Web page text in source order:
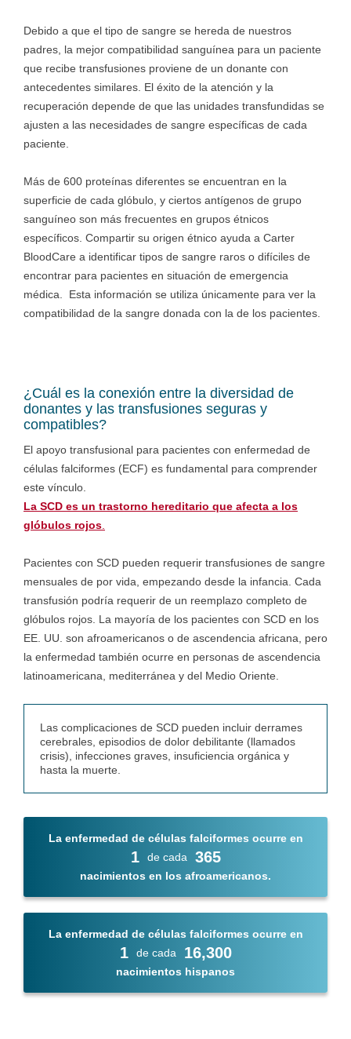
Debido a que el tipo de sangre se hereda de nuestros
padres, la mejor compatibilidad sanguínea para un paciente
que recibe transfusiones proviene de un donante con
antecedentes similares. El éxito de la atención y la
recuperación depende de que las unidades transfundidas se
ajusten a las necesidades de sangre específicas de cada
paciente.
Más de 600 proteínas diferentes se encuentran en la
superficie de cada glóbulo, y ciertos antígenos de grupo
sanguíneo son más frecuentes en grupos étnicos
específicos. Compartir su origen étnico ayuda a Carter
BloodCare a identificar tipos de sangre raros o difíciles de
encontrar para pacientes en situación de emergencia
médica. Esta información se utiliza únicamente para ver la
compatibilidad de la sangre donada con la de los pacientes.
¿Cuál es la conexión entre la diversidad de
donantes y las transfusiones seguras y
compatibles?
El apoyo transfusional para pacientes con enfermedad de
células falciformes (ECF) es fundamental para comprender
este vínculo.
La SCD es un trastorno hereditario que afecta a los
glóbulos rojos
Pacientes con SCD pueden requerir transfusiones de sangre
mensuales de por vida, empezando desde la infancia. Cada
transfusión podría requerir de un reemplazo completo de
glóbulos rojos. La mayoría de los pacientes con SCD en los
EE. UU. son afroamericanos o de ascendencia africana, pero
la enfermedad también ocurre en personas de ascendencia
latinoamericana, mediterránea y del Medio Oriente.
Las complicaciones de SCD pueden incluir derrames
cerebrales, episodios de dolor debilitante (llamados
crisis), infecciones graves, insuficiencia orgánica y
hasta la muerte.
La enfermedad de células falciformes ocurre en
1 de cada 365
nacimientos en los afroamericanos.
La enfermedad de células falciformes ocurre en
1 de cada 16,300
nacimientos hispanos